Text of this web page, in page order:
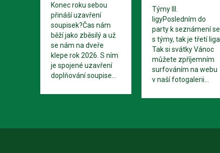
Konec roku sebou
přináší uzavření
soupisek?Čas nám
běží jako zběsilý a už
se nám na dveře
klepe rok 2026. S ním
je spojené uzavření
doplňování soupise...
Týmy III.
ligyPosledním do
party k seznámení se
s týmy, tak je třetí liga.
Tak si svátky Vánoc
můžete zpříjemním
surfováním na webu
v naší fotogalerii...